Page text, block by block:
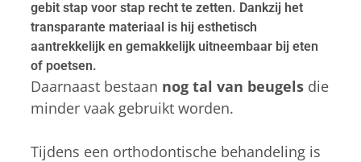
gebit stap voor stap recht te zetten. Dankzij het
transparante materiaal is hij esthetisch
aantrekkelijk en gemakkelijk uitneembaar bij eten
of poetsen.
Daarnaast bestaan nog tal van beugelsdie
minder vaak gebruikt worden.
Tijdens een orthodontische behandeling is